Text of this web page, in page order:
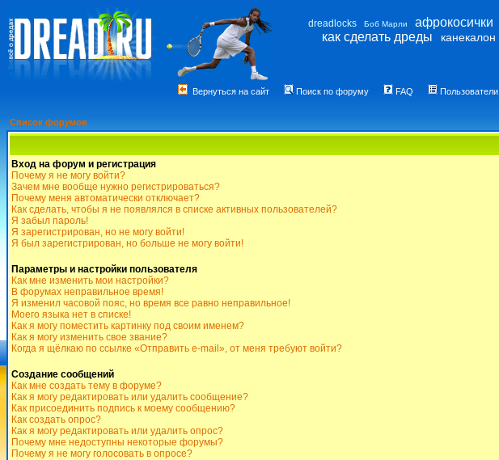
dreadlocks Боб Марли афрокосички
как сделать дреды канекалон
Вернуться на сайт Поиск по форуму FAQ Пользователи
Список форумов
Вход на форум и регистрация
Почему я не могу войти?
Зачем мне вообще нужно регистрироваться?
Почему меня автоматически отключает?
Как сделать, чтобы я не появлялся в списке активных пользователей?
Я забыл пароль!
Я зарегистрирован, но не могу войти!
Я был зарегистрирован, но больше не могу войти!
Параметры и настройки пользователя
Как мне изменить мои настройки?
В форумах неправильное время!
Я изменил часовой пояс, но время все равно неправильное!
Моего языка нет в списке!
Как я могу поместить картинку под своим именем?
Как я могу изменить свое звание?
Когда я щёлкаю по ссылке «Отправить e-mail», от меня требуют войти?
Создание сообщений
Как мне создать тему в форуме?
Как я могу редактировать или удалить сообщение?
Как присоединить подпись к моему сообщению?
Как создать опрос?
Как я могу редактировать или удалить опрос?
Почему мне недоступны некоторые форумы?
Почему я не могу голосовать в опросе?